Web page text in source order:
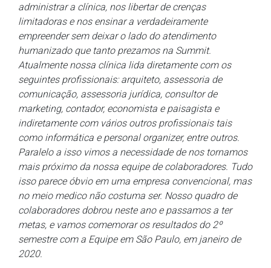
administrar a clínica, nos libertar de crenças
limitadoras e nos ensinar a verdadeiramente
empreender sem deixar o lado do atendimento
humanizado que tanto prezamos na Summit.
Atualmente nossa clínica lida diretamente com os
seguintes profissionais: arquiteto, assessoria de
comunicação, assessoria jurídica, consultor de
marketing, contador, economista e paisagista e
indiretamente com vários outros profissionais tais
como informática e personal organizer, entre outros.
Paralelo a isso vimos a necessidade de nos tornamos
mais próximo da nossa equipe de colaboradores. Tudo
isso parece óbvio em uma empresa convencional, mas
no meio medico não costuma ser. Nosso quadro de
colaboradores dobrou neste ano e passamos a ter
metas, e vamos comemorar os resultados do 2º
semestre com a Equipe em São Paulo, em janeiro de
2020.